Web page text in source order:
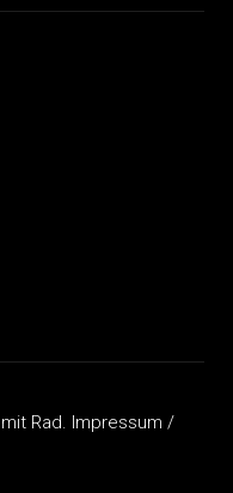
Rad. Impressum /